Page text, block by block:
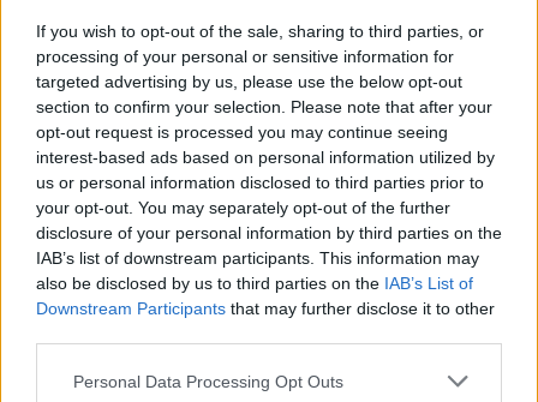
If you wish to opt-out of the sale, sharing to third parties, or
processing of your personal or sensitive information for
targeted advertising by us, please use the below opt-out
section to confirm your selection. Please note that after your
opt-out request is processed you may continue seeing
interest-based ads based on personal information utilized by
us or personal information disclosed to third parties prior to
your opt-out. You may separately opt-out of the further
disclosure of your personal information by third parties on the
IAB’s list of downstream participants. This information may
also be disclosed by us to third parties on the IAB’s List of
Downstream Participants that may further disclose it to other
Personal Data Processing Opt Outs